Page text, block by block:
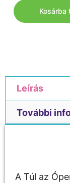
Kosárba
Leírás
További
A Túl az